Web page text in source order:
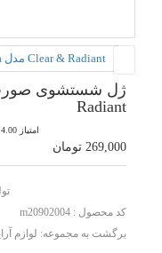
Radiant
امتیاز 4.00 (1 رای)
269,000 تومان
کد محصول : m20902004
برگشت به مجموعه: لوازم